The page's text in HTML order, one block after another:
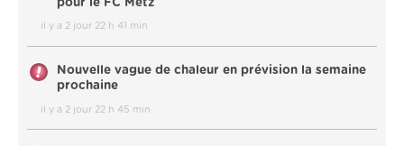
il y a 2 jour 22 h 41 min
Nouvelle vague de chaleur en prévision la semaine
prochaine
il y a 2 jour 22 h 45 min